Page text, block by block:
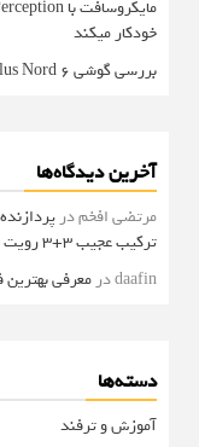
خودکار میکند
بررسی گوشی OnePlus Nord 6؛ استاندارد خیلی بالا!
آخرین دیدگاه‌ها
مرتضی افخمدر
ترکیب عجیب 3+3 رویت شد
daafinدرمعرفی بهترین فلش های 64
دسته‌ها
آموزش و ترفند